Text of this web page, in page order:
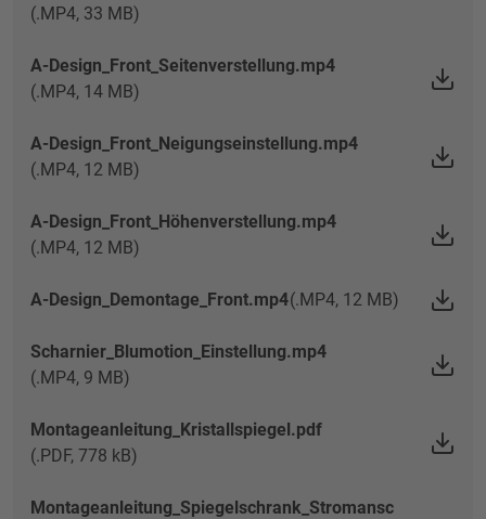
(.MP4, 33 MB)
A-Design_Front_Seitenverstellung.mp4
(.MP4, 14 MB)
A-Design_Front_Neigungseinstellung.mp4
(.MP4, 12 MB)
A-Design_Front_Höhenverstellung.mp4
(.MP4, 12 MB)
A-Design_Demontage_Front.mp4(.MP4, 12 MB)
Scharnier_Blumotion_Einstellung.mp4
(.MP4, 9 MB)
Montageanleitung_Kristallspiegel.pdf
(.PDF, 778 kB)
Montageanleitung_Spiegelschrank_Stromansc